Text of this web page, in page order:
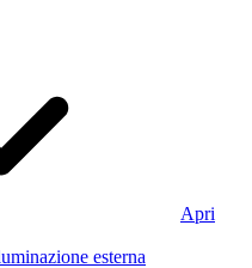
Apri
esterna